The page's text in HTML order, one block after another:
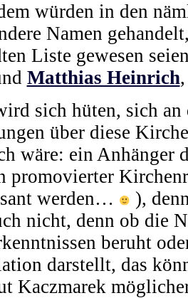
würden in den
Namen
Liste gewesen
Matthias Heinrich
sich hüten, sich
über diese
wäre: ein Anhänger
promovierter
werden…
),
nicht, denn ob die
beruht
darstellt, das
Kaczmarek